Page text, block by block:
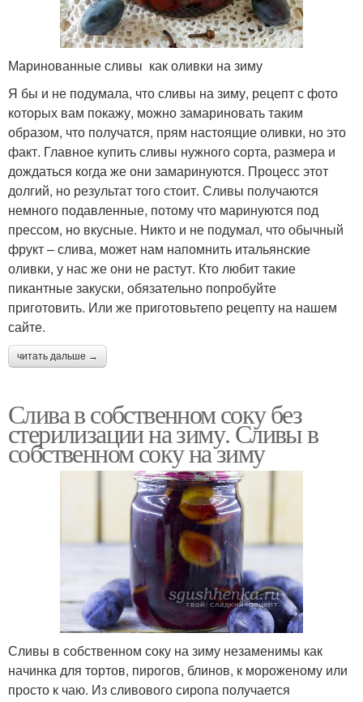
Маринованные сливы как оливки на зиму
Я бы и не подумала, что сливы на зиму, рецепт с фото
которых вам покажу, можно замариновать таким
образом, что получатся, прям настоящие оливки, но это
факт. Главное купить сливы нужного сорта, размера и
дождаться когда же они замаринуются. Процесс этот
долгий, но результат того стоит. Сливы получаются
немного подавленные, потому что маринуются под
прессом, но вкусные. Никто и не подумал, что обычный
фрукт – слива, может нам напомнить итальянские
оливки, у нас же они не растут. Кто любит такие
пикантные закуски, обязательно попробуйте
приготовить. Или же приготовьтепо рецепту на нашем
сайте.
читать дальше →
Слива в собственном соку без
стерилизации на зиму. Сливы в
собственном соку на зиму
Сливы в собственном соку на зиму незаменимы как
начинка для тортов, пирогов, блинов, к мороженому или
просто к чаю. Из сливового сиропа получается